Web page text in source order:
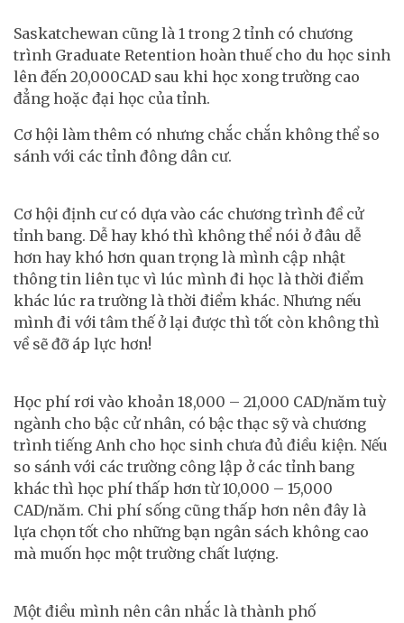
Saskatchewan cũng là 1 trong 2 tỉnh có chương
trình Graduate Retention hoàn thuế cho du học sinh
lên đến 20,000CAD sau khi học xong trường cao
đẳng hoặc đại học của tỉnh.
Cơ hội làm thêm có nhưng chắc chắn không thể so
sánh với các tỉnh đông dân cư.
Cơ hội định cư có dựa vào các chương trình đề cử
tỉnh bang. Dễ hay khó thì không thể nói ở đâu dễ
hơn hay khó hơn quan trọng là mình cập nhật
thông tin liên tục vì lúc mình đi học là thời điểm
khác lúc ra trường là thời điểm khác. Nhưng nếu
mình đi với tâm thế ở lại được thì tốt còn không thì
về sẽ đỡ áp lực hơn!
Học phí rơi vào khoản 18,000 – 21,000 CAD/năm tuỳ
ngành cho bậc cử nhân, có bậc thạc sỹ và chương
trình tiếng Anh cho học sinh chưa đủ điều kiện. Nếu
so sánh với các trường công lập ở các tỉnh bang
khác thì học phí thấp hơn từ 10,000 – 15,000
CAD/năm. Chi phí sống cũng thấp hơn nên đây là
lựa chọn tốt cho những bạn ngân sách không cao
mà muốn học một trường chất lượng.
Một điều mình nên cân nhắc là thành phố